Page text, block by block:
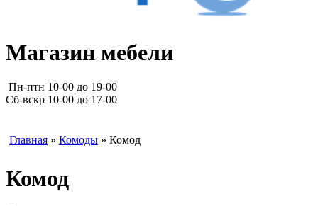
Магазин мебели
Пн-птн 10-00 до 19-00
Сб-вскр 10-00 до 17-00
Главная » Комоды » Комод
Комод